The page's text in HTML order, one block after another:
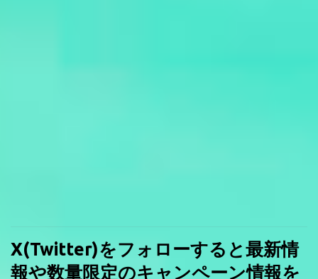
X(Twitter)をフォローすると最新情
報や数量限定のキャンペーン情報を